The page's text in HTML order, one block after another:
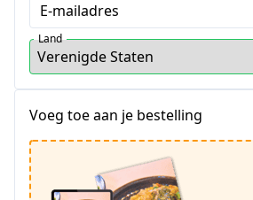
E-mailadres
Land
Voeg toe aan je bestelling